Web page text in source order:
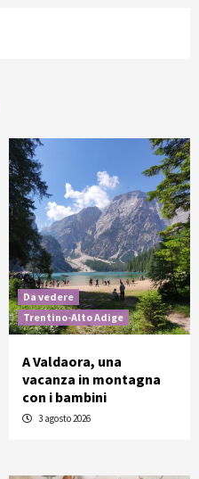
Da vedere
Trentino-Alto Adige
A Valdaora, una
vacanza in montagna
con i bambini
3 agosto 2026